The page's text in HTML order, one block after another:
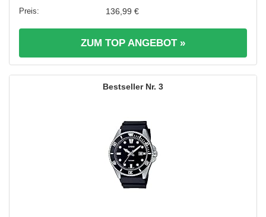
136,99 €
ZUM TOP ANGEBOT »
3